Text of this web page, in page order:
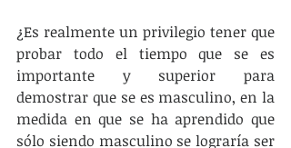
¿Es realmente un privilegio tener que
probar todo el tiempo que se es
importante y superior para
demostrar que se es masculino, en la
medida en que se ha aprendido que
sólo siendo masculino se lograría ser